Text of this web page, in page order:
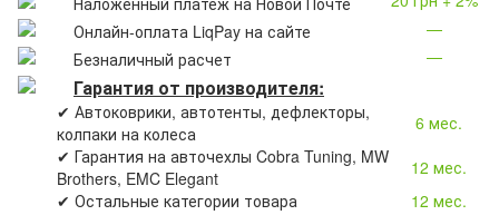
Онлайн-оплата LiqPay на сайте
—
Безналичный расчет
—
Гарантия от производителя:
✔ Автоковрики, автотенты, дефлекторы,
колпаки на колеса
6 мес.
✔ Гарантия на авточехлы Cobra Tuning, MW
Brothers, EMC Elegant
12 мес.
✔ Остальные категории товара
12 мес.